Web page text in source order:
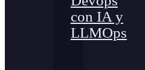
con IA y
LLMOps